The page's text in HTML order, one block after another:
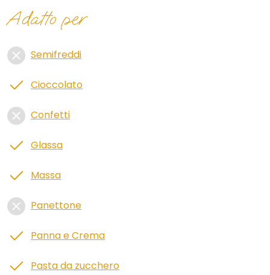
Adatto per
Semifreddi
Cioccolato
Confetti
Glassa
Massa
Panettone
Panna e Crema
Pasta da zucchero